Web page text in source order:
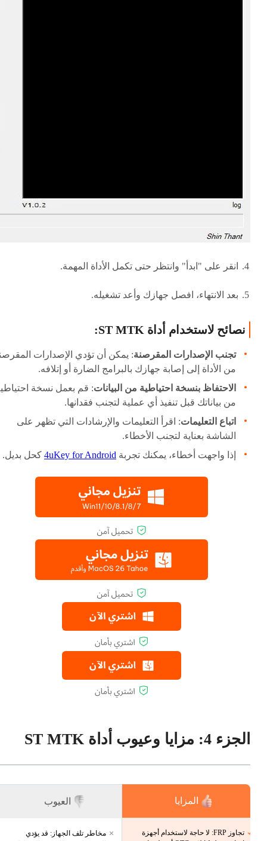
انقر على "ابدأ" وانتظر حتى تكمل الأداة المهمة.
بعد الانتهاء، افصل جهازك وأعد تشغيله.
نصائح لاستخدام أداة ST MTK:
تجنب الإصدارات المقرصنة: يمكن أن تؤدي الإصدارات
من الأداة إلى إصابة جهازك بالبرامج الضارة أو إتلافه.
الاحتفاظ بنسخة احتياطية من البيانات: قم بعمل نسخة
من بياناتك قبل تنفيذ أي عملية لتجنب فقدانها.
اتباع التعليمات: اقرأ التعليمات والإرشادات التي تظهر على
الشاشة بعناية لتجنب الأخطاء.
إذا واجهت أخطاء، يمكنك تجربة 4uKey for Android كحل بديل.
الجزء 4: مزايا وعيوب أداة ST MTK
المزايا
تجاوز FRP: لا حاجة لاستخدام أجهزة
العيوب
مخاطر تلف الجهاز: قد يؤدي